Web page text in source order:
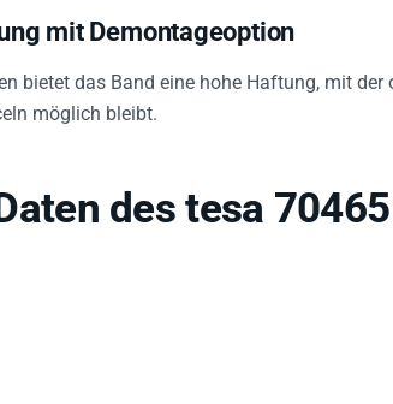
mit Demontageoption
bietet das Band eine hohe Haftung, mit
möglich bleibt.
des tesa 70465